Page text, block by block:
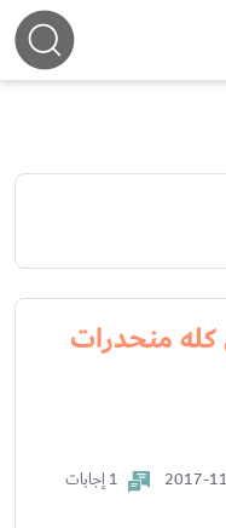
منحدرات
1 إجابات